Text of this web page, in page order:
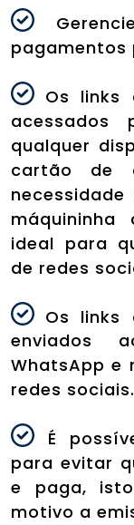
pagamentos
Os links
acessados
qualquer
cartão de
ideal para
de redes
Os links
enviados
WhatsApp e
redes sociais.
É
para evitar
e paga,
motivo a